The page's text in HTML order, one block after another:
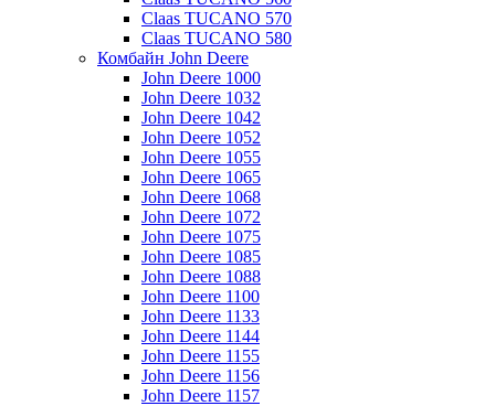
Claas TUCANO 570
Claas TUCANO 580
Комбайн John Deere
John Deere 1000
John Deere 1032
John Deere 1042
John Deere 1052
John Deere 1055
John Deere 1065
John Deere 1068
John Deere 1072
John Deere 1075
John Deere 1085
John Deere 1088
John Deere 1100
John Deere 1133
John Deere 1144
John Deere 1155
John Deere 1156
John Deere 1157